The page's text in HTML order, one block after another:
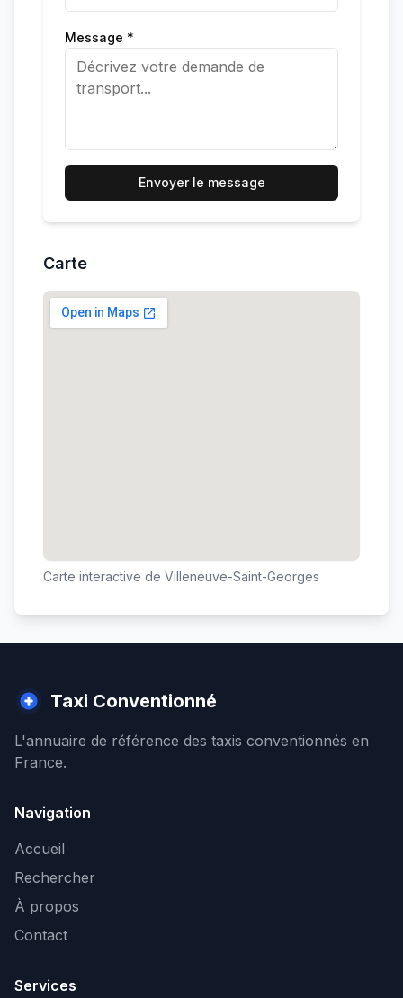
Message *
Envoyer le message
Carte
Carte interactive de Villeneuve-Saint-Georges
Taxi Conventionné
L'annuaire de référence des taxis conventionnés en
France.
Navigation
Accueil
Rechercher
À propos
Contact
Services